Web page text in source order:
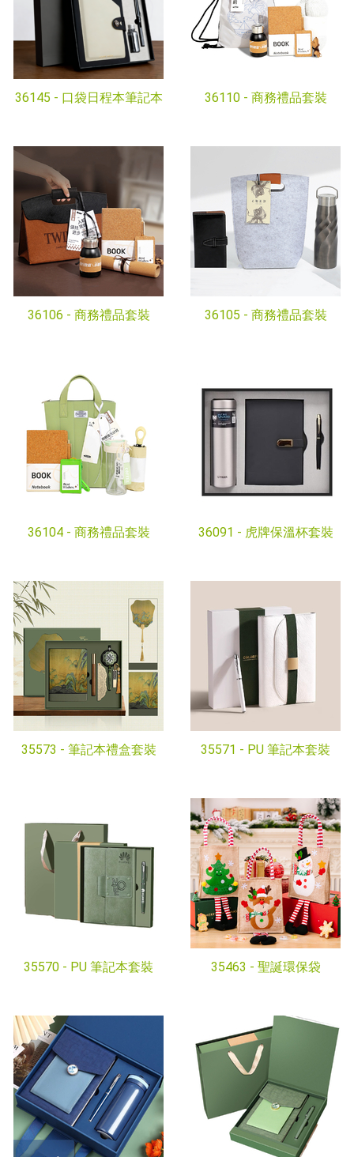
36145 - 口袋日程本筆記本 36110 - 商務禮品套裝
36106 - 商務禮品套裝 36105 - 商務禮品套裝
36104 - 商務禮品套裝 36091 - 虎牌保溫杯套裝
35573 - 筆記本禮盒套裝 35571 - PU 筆記本套裝
35570 - PU 筆記本套裝 35463 - 聖誕環保袋